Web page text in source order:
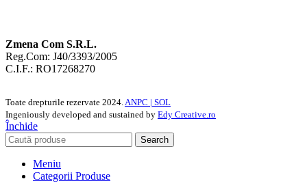
Zmena Com S.R.L.
Reg.Com: J40/3393/2005
C.I.F.: RO17268270
Toate drepturile rezervate 2024. ANPC | SOL
Ingeniously developed and sustained by Edy Creative.ro
Închide
Search
Meniu
Categorii Produse